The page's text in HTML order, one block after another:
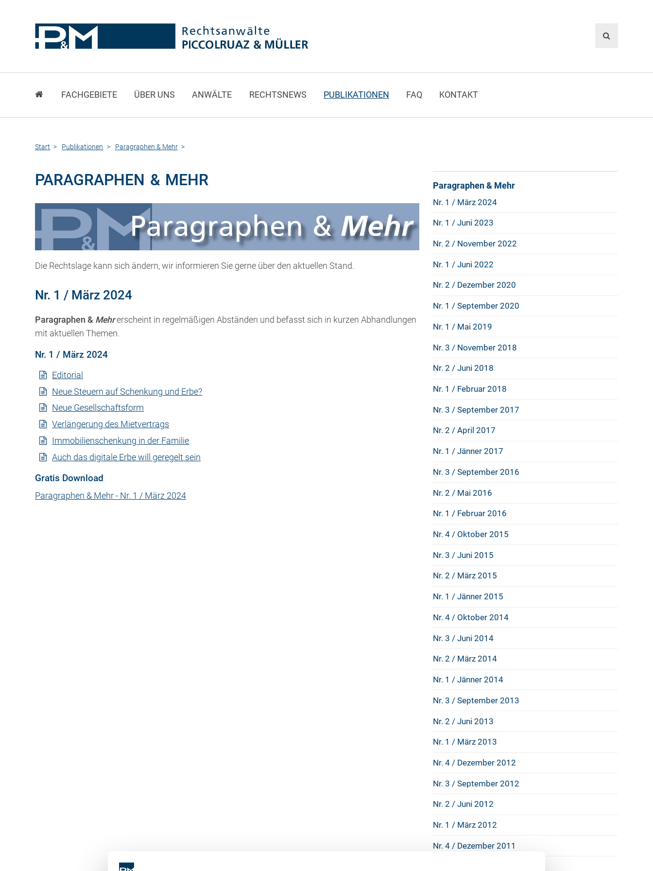
FACHGEBIETE ÜBER UNS ANWÄLTE RECHTSNEWS PUBLIKATIONEN FAQ KONTAKT
Start Publikationen Paragraphen & Mehr
PARAGRAPHEN & MEHR
Die Rechtslage kann sich ändern, wir informieren Sie gerne über den aktuellen Stand.
Nr. 1 / März 2024
Paragraphen & Mehrerscheint in regelmäßigen Abständen und befasst sich in kurzen Abhandlungen
mit aktuellen Themen.
Nr. 1 / März 2024
Editorial
Neue Steuern auf Schenkung und Erbe?
Neue Gesellschaftsform
Verlängerung des Mietvertrags
Immobilienschenkung in der Familie
Auch das digitale Erbe will geregelt sein
Gratis Download
Paragraphen & Mehr - Nr. 1 / März 2024
Paragraphen & Mehr
Nr. 1 / März 2024
Nr. 1 / Juni 2023
Nr. 2 / November 2022
Nr. 1 / Juni 2022
Nr. 2 / Dezember 2020
Nr. 1 / September 2020
Nr. 1 / Mai 2019
Nr. 3 / November 2018
Nr. 2 / Juni 2018
Nr. 1 / Februar 2018
Nr. 3 / September 2017
Nr. 2 / April 2017
Nr. 1 / Jänner 2017
Nr. 3 / September 2016
Nr. 2 / Mai 2016
Nr. 1 / Februar 2016
Nr. 4 / Oktober 2015
Nr. 3 / Juni 2015
Nr. 2 / März 2015
Nr. 1 / Jänner 2015
Nr. 4 / Oktober 2014
Nr. 3 / Juni 2014
Nr. 2 / März 2014
Nr. 1 / Jänner 2014
Nr. 3 / September 2013
Nr. 2 / Juni 2013
Nr. 1 / März 2013
Nr. 4 / Dezember 2012
Nr. 3 / September 2012
Nr. 2 / Juni 2012
Nr. 1 / März 2012
Nr. 4 / Dezember 2011